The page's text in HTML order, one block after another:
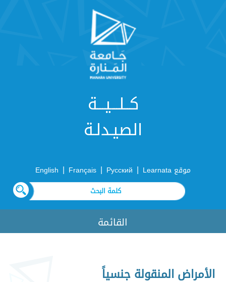
كــلـــيـــة
الصيـدلـة
موقع Learnata |
Русский
|
Français
|
English
القائمة
الأمراض المنقولة جنسياً